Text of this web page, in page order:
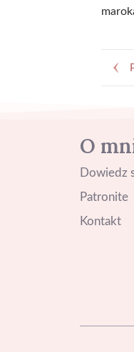
O
Dowiedz
Patronite
Kontakt